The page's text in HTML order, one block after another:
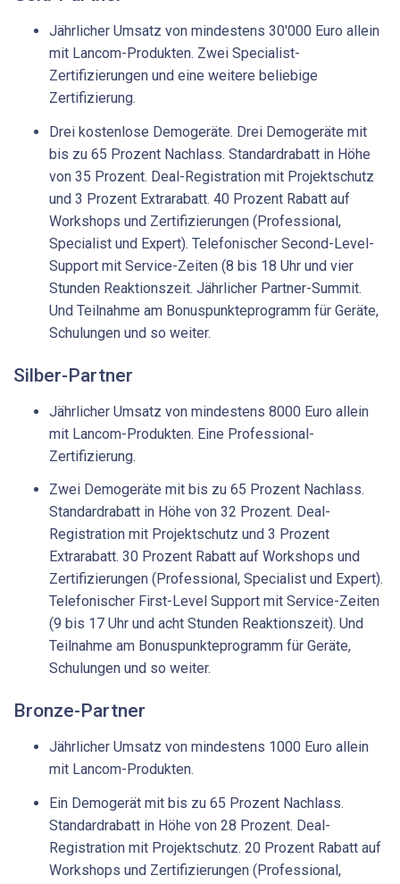
Jährlicher Umsatz von mindestens 30'000 Euro allein
mit Lancom-Produkten. Zwei Specialist-
Zertifizierungen und eine weitere beliebige
Zertifizierung.
Drei kostenlose Demogeräte. Drei Demogeräte mit
bis zu 65 Prozent Nachlass. Standardrabatt in Höhe
von 35 Prozent. Deal-Registration mit Projektschutz
und 3 Prozent Extrarabatt. 40 Prozent Rabatt auf
Workshops und Zertifizierungen (Professional,
Specialist und Expert). Telefonischer Second-Level-
Support mit Service-Zeiten (8 bis 18 Uhr und vier
Stunden Reaktionszeit. Jährlicher Partner-Summit.
Und Teilnahme am Bonuspunkteprogramm für Geräte,
Schulungen und so weiter.
Silber-Partner
Jährlicher Umsatz von mindestens 8000 Euro allein
mit Lancom-Produkten. Eine Professional-
Zertifizierung.
Zwei Demogeräte mit bis zu 65 Prozent Nachlass.
Standardrabatt in Höhe von 32 Prozent. Deal-
Registration mit Projektschutz und 3 Prozent
Extrarabatt. 30 Prozent Rabatt auf Workshops und
Zertifizierungen (Professional, Specialist und Expert).
Telefonischer First-Level Support mit Service-Zeiten
(9 bis 17 Uhr und acht Stunden Reaktionszeit). Und
Teilnahme am Bonuspunkteprogramm für Geräte,
Schulungen und so weiter.
Bronze-Partner
Jährlicher Umsatz von mindestens 1000 Euro allein
mit Lancom-Produkten.
Ein Demogerät mit bis zu 65 Prozent Nachlass.
Standardrabatt in Höhe von 28 Prozent. Deal-
Registration mit Projektschutz. 20 Prozent Rabatt auf
Workshops und Zertifizierungen (Professional,